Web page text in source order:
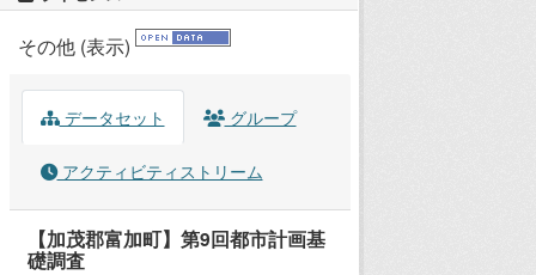
その他 (表示)
データセット グループ
アクティビティストリーム
【加茂郡富加町】第9回都市計画基
礎調査